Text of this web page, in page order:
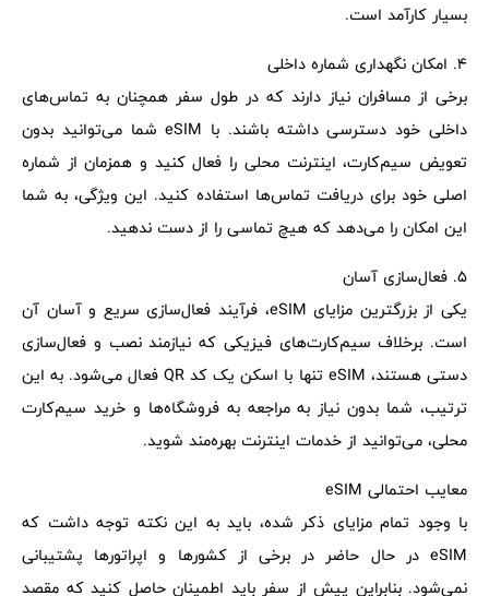
بسیار کارآمد است.
4. امکان نگهداری شماره داخلی
برخی از مسافران نیاز دارند که در طول سفر همچنان به تماس‌های
داخلی خود دسترسی داشته باشند. با eSIM شما می‌توانید بدون
تعویض سیم‌کارت، اینترنت محلی را فعال کنید و همزمان از شماره
اصلی خود برای دریافت تماس‌ها استفاده کنید. این ویژگی، به شما
این امکان را می‌دهد که هیچ تماسی را از دست ندهید.
5. فعال‌سازی آسان
یکی از بزرگترین مزایای eSIM، فرآیند فعال‌سازی سریع و آسان آن
است. برخلاف سیم‌کارت‌های فیزیکی که نیازمند نصب و فعال‌سازی
دستی هستند، eSIM تنها با اسکن یک کد QR فعال می‌شود. به این
ترتیب، شما بدون نیاز به مراجعه به فروشگاه‌ها و خرید سیم‌کارت
محلی، می‌توانید از خدمات اینترنت بهره‌مند شوید.
معایب احتمالی eSIM
با وجود تمام مزایای ذکر شده، باید به این نکته توجه داشت که
eSIM در حال حاضر در برخی از کشورها و اپراتورها پشتیبانی
نمی‌شود. بنابراین پیش از سفر باید اطمینان حاصل کنید که مقصد